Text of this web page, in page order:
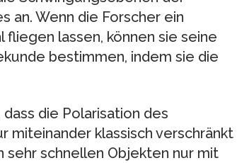
an. Wenn die Forscher ein
lassen, können sie seine
bestimmen, indem sie die
die Polarisation des
miteinander klassisch verschränkt
sehr schnellen Objekten nur mit